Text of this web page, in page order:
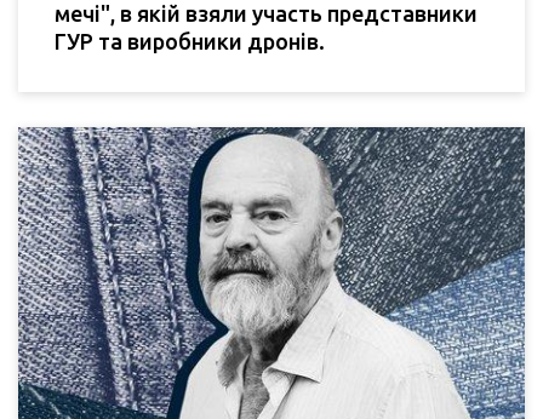
мечі", в якій взяли участь представники
ГУР та виробники дронів.